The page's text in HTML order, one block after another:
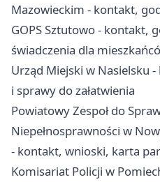
Mazowieckim - kontakt,
GOPS Sztutowo - kontakt,
świadczenia dla
Urząd Miejski w Nasielsku
i sprawy do załatwienia
Powiatowy Zespoł do
Niepełnosprawności w
- kontakt, wnioski, karta
Komisariat Policji w